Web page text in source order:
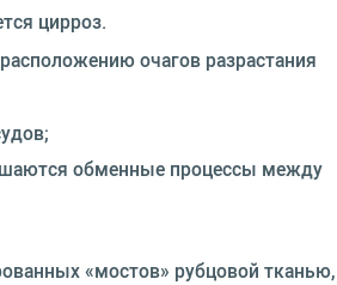
цирроз.
очагов разрастания
обменные процессы между
«мостов» рубцовой тканью,